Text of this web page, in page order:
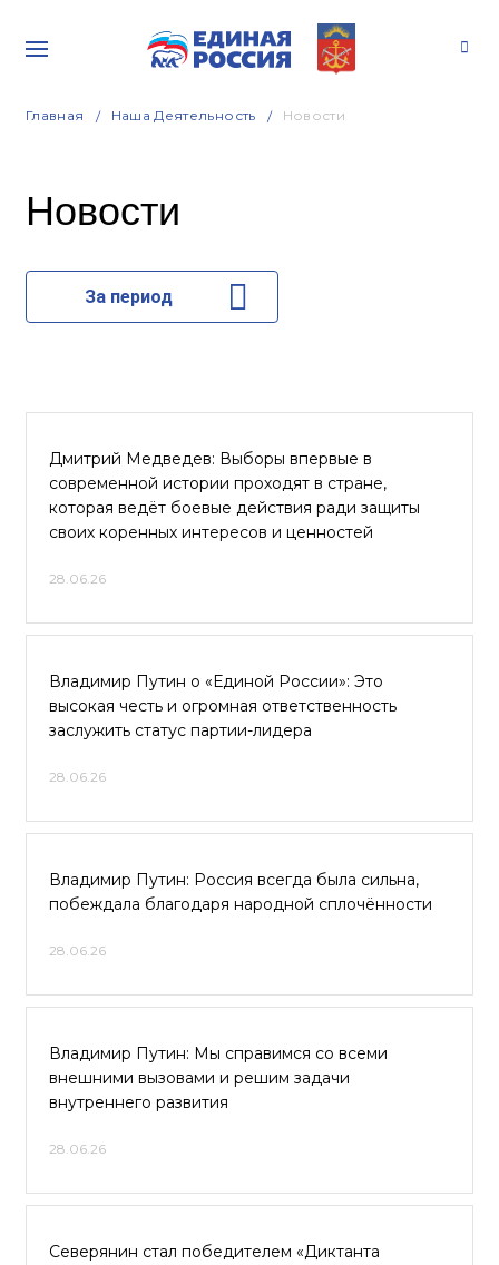
Главная Наша Деятельность Новости
Новости
За период
Дмитрий Медведев: Выборы впервые в
современной истории проходят в стране,
которая ведёт боевые действия ради защиты
своих коренных интересов и ценностей
28.06.26
Владимир Путин о «Единой России»: Это
высокая честь и огромная ответственность
заслужить статус партии-лидера
28.06.26
Владимир Путин: Россия всегда была сильна,
побеждала благодаря народной сплочённости
28.06.26
Владимир Путин: Мы справимся со всеми
внешними вызовами и решим задачи
внутреннего развития
28.06.26
Северянин стал победителем «Диктанта